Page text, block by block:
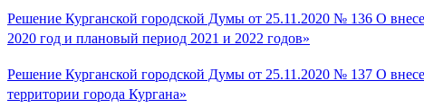
Решение Курганской городской Думы от 25.11.2020 № 136 О
2020 год и плановый период 2021 и 2022 годов»
Решение Курганской городской Думы от 25.11.2020 № 137 О
территории города Кургана»